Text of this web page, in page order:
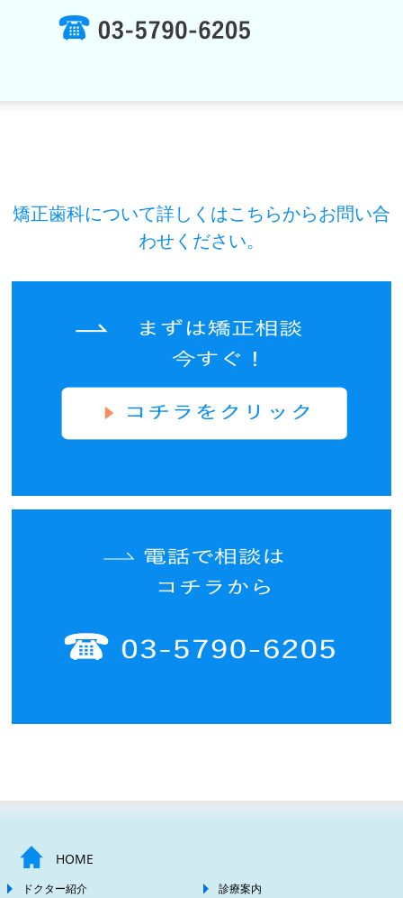
矯正歯科について詳しくはこちらからお問い合
わせください。
HOME
ドクター紹介
診療案内